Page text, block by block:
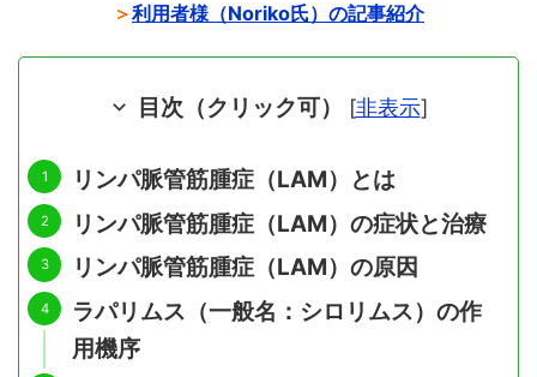
＞利用者様（Noriko氏）の記事紹介
目次（クリック可） [非表示]
リンパ脈管筋腫症（LAM）とは
リンパ脈管筋腫症（LAM）の症状と治療
リンパ脈管筋腫症（LAM）の原因
ラパリムス（一般名：シロリムス）の作
用機序